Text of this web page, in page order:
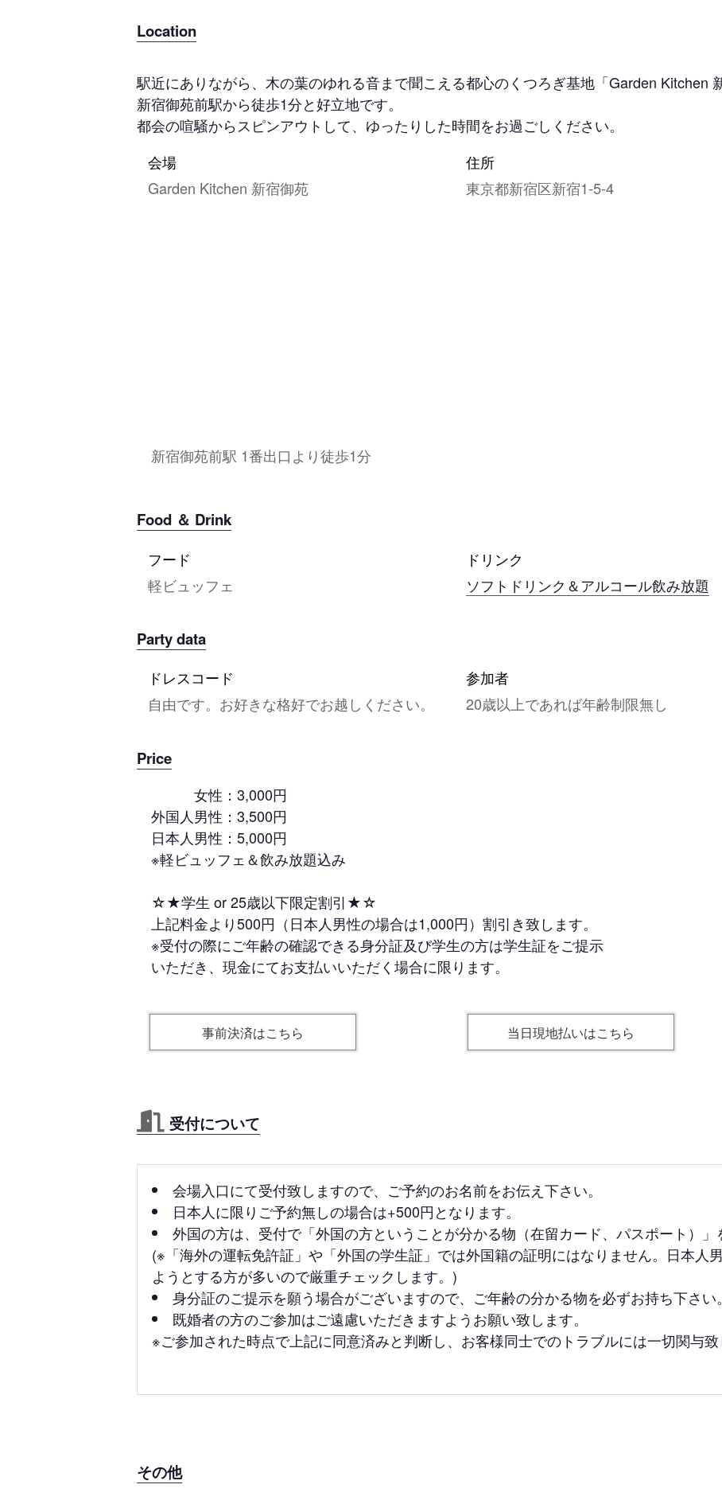
Location
駅近にありながら、木の葉のゆれる音まで聞こえる都心のくつろぎ基地「Garden Kitchen
新宿御苑前駅から徒歩1分と好立地です。
都会の喧騒からスピンアウトして、ゆったりした時間をお過ごしください。
会場
Garden Kitchen 新宿御苑
住所
東京都新宿区新宿1-5-4
新宿御苑前駅 1番出口より徒歩1分
Food ＆ Drink
フード
軽ビュッフェ
ドリンク
ソフトドリンク＆アルコール飲み放題
Party data
ドレスコード
自由です。お好きな格好でお越しください。
参加者
20歳以上であれば年齢制限無し
Price
女性：3,000円
外国人男性：3,500円
日本人男性：5,000円
※軽ビュッフェ＆飲み放題込み
☆★学生 or 25歳以下限定割引★☆
上記料金より500円（日本人男性の場合は1,000円）割引き致します。
※受付の際にご年齢の確認できる身分証及び学生の方は学生証をご提示
いただき、現金にてお支払いいただく場合に限ります。
事前決済はこちら 当日現地払いはこちら
受付について
会場入口にて受付致しますので、ご予約のお名前をお伝え下さい。
日本人に限りご予約無しの場合は+500円となります。
外国の方は、受付で「外国の方ということが分かる物（在留カード、パスポート）」
(※「海外の運転免許証」や「外国の学生証」では外国籍の証明にはなりません。日本人
ようとする方が多いので厳重チェックします。)
身分証のご提示を願う場合がございますので、ご年齢の分かる物を必ずお持ち下さい。
既婚者の方のご参加はご遠慮いただきますようお願い致します。
※ご参加された時点で上記に同意済みと判断し、お客様同士でのトラブルには一切関与致
その他